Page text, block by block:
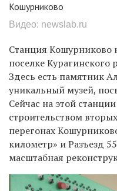
Кошурниково
Видео: newslab.ru
Станция Кошурниково
поселке Курагинского
Здесь есть памятник
уникальный музей,
Сейчас на этой
строительством
перегонах
километр» и Разъезд
масштабная